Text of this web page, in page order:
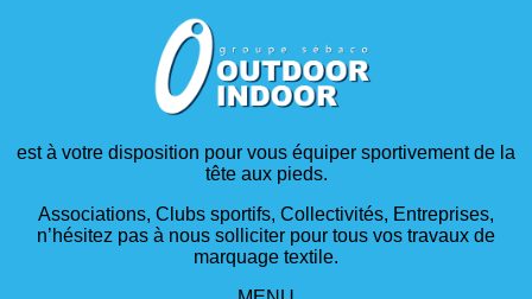
est à votre disposition pour vous équiper sportivement de la
tête aux pieds.
Associations, Clubs sportifs, Collectivités, Entreprises,
n’hésitez pas à nous solliciter pour tous vos travaux de
marquage textile.